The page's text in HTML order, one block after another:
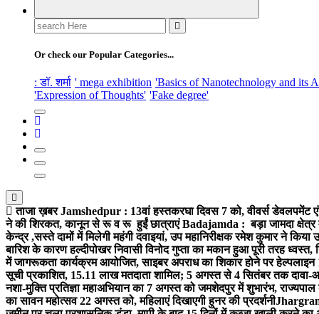
Search
for:
Or check our Popular Categories...
: डॉ. शर्मा ' mega exhibition 'Basics of Nanotechnology and its
'Expression of Thoughts' 'Fake degree'
ताजा ख़बरJamshedpur : 13वां हस्तकरघा दिवस 7 को, वीवर्स डेवलपमेंट
ने की शिरकत, कानून से रू व रू हुईं छात्राएंBadajamda : बड़ा जामदा
केन्द्र ,सस्ते दामों में मिलेगी महंगी दवाइयां, उप महानिरीक्षक रमेश कुमार ने किया
बारिश के कारण हल्दीपोखर निवासी विनोद गुप्ता का मकान हुआ पूरी तरह ध्वस्त,
में जागरूकता कार्यक्रम आयोजित, साइबर अपराध का शिकार होने पर
सूची प्रकाशित, 15.11 लाख मतदाता शामिल; 5 अगस्त से 4 सितंबर तक दावा-
नशा-मुक्ति प्रतिज्ञा महाअभियान का 7 अगस्त को जमशेदपुर में शुभारंभ,
का सावन महोत्सव 22 अगस्त को, महिलाएं दिखाएगी हुनर की प्रदर्शनी